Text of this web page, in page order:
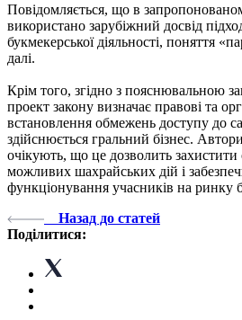
Повідомляється, що в
використано зарубіжний досвід
букмекерської діяльності, поняття
далі.
Крім того, згідно з пояснювальною
проект закону визначає правові та
встановлення обмежень доступу до
здійснюється гральний бізнес.
очікують, що це дозволить захистити
можливих шахрайських дій і
функціонування учасників на ринку
Назад до статей
Поділитися: